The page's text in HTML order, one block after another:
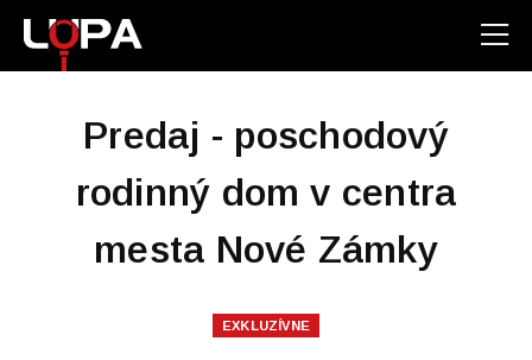
Predaj - poschodový
rodinný dom v centra
mesta Nové Zámky
EXKLUZÍVNE